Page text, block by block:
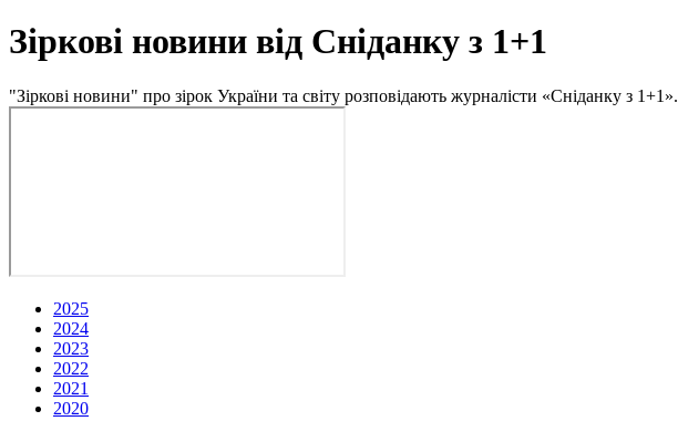
Зіркові новини від Сніданку з 1+1
"Зіркові новини" про зірок України та світу розповідають журналісти «Сніданку з 1+1».
2025
2024
2023
2022
2021
2020